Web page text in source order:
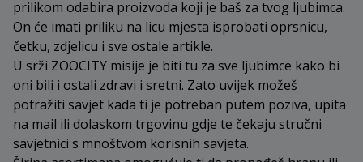
prilikom odabira proizvoda koji je baš za tvog ljubimca.
On će imati priliku na licu mjesta isprobati oprsnicu,
četku, zdjelicu i sve ostale artikle.
U srži ZOOCITY misije je biti tu za sve ljubimce kako bi
oni bili i ostali zdravi i sretni. Zato uvijek možeš
potražiti savjet kada ti je potreban putem poziva, upita
na mail ili dolaskom trgovinu gdje te čekaju stručni
savjetnici s mnoštvom korisnih savjeta.